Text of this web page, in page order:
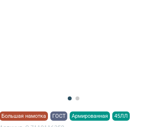
Большая намотка ГОСТ Армированная 45ЛЛ